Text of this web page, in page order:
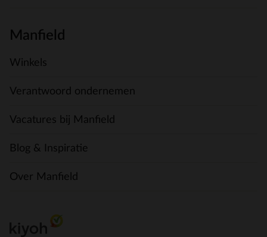
Manfield
Winkels
Verantwoord ondernemen
Vacatures bij Manfield
Blog & Inspiratie
Over Manfield